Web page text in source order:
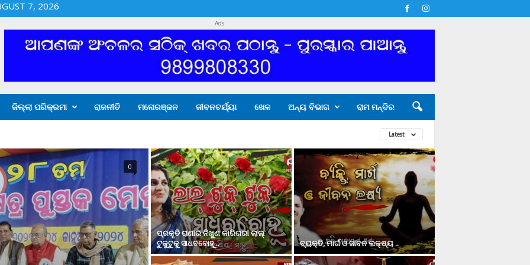
7, 2026
Ads
ଜିଲ୍ଲା ପରିକ୍ରମା ରାଜନୀତି ମନୋରଞ୍ଜନ ଜୀବନଚର୍ଯ୍ୟା ଖେଳ ଅନ୍ୟ ବିଭାଗ ରାମ ମନ୍ଦିର
Latest
0
ପ୍ରକୃତି ରାଣୀର ନିଖୁଣ କାରିଗରୀ ଲାଲ୍
ଟୁକୁଟୁକୁ ସାଧବବୋହୂ ..
ବ୍ୟକ୍ତି, ମାର୍ଗ ଓ ଜୀବନ ଲକ୍ଷ୍ୟ ..